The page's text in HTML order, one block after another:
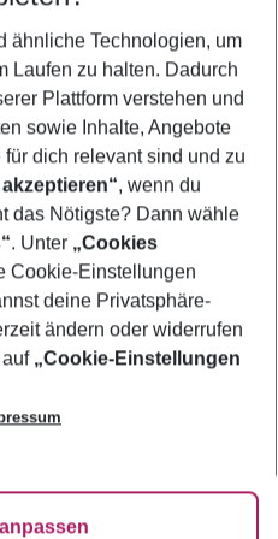
anzeigen
ähnliche Technologien, um
Laufen zu halten. Dadurch
Plattform verstehen und
sowie Inhalte, Angebote
dich relevant sind und zu
, wenn du
das Nötigste? Dann wähle
. Unter „Cookies
Cookie-Einstellungen
deine Privatsphäre-
ändern oder widerrufen
„Cookie-Einstellungen